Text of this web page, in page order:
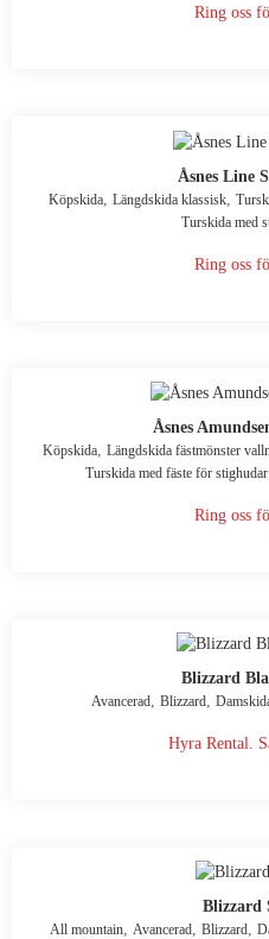
Ring oss
Åsnes Line
Köpskida Längdskida klassisk
Turskida med
Ring oss
Åsnes
Köpskida, Längdskida fästmönster
Turskida med fäste för stighudar
Ring oss
Blizzard
Avancerad, Blizzard,
Hyra Rental.
Blizzard
All mountain, Avancerad, Blizzard,